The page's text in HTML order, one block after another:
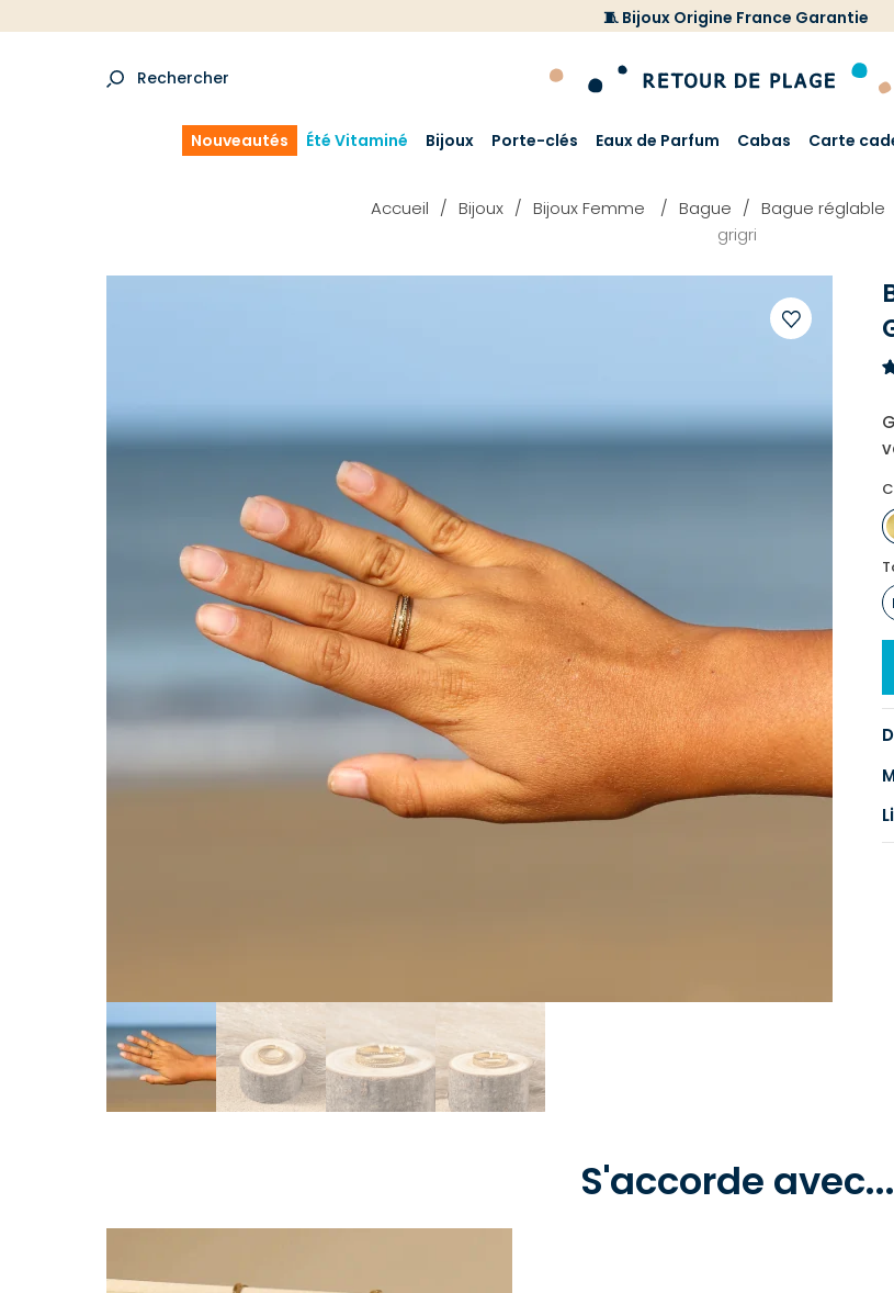
🧵 Bijoux Origine France Garantie
Rechercher
Nouveautés Été Vitaminé Bijoux Porte-clés Eaux de Parfum Cabas Carte
Accueil Bijoux Bijoux Femme Bague Bague réglable
grigri
liste
S'accorde avec...